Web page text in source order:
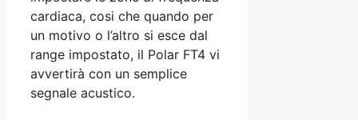
cardiaca, cosi che quando per
un motivo o l’altro si esce dal
range impostato, il Polar FT4 vi
avvertirà con un semplice
segnale acustico.